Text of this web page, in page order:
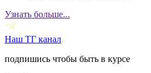
Узнать больше...
Наш ТГ канал
подпишись чтобы быть в курсе